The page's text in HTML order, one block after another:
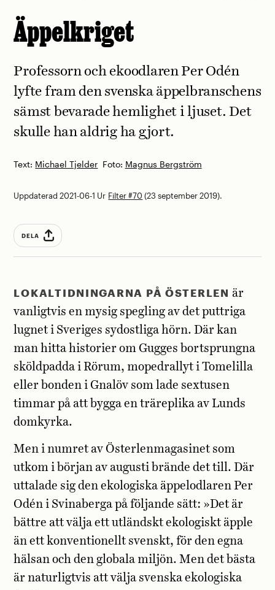
Äppelkriget
Text: Michael Tjelder Foto: Magnus Bergström
Professorn och ekoodlaren Per Odén
lyfte fram den svenska äppelbranschens
sämst bevarade hemlighet i ljuset. Det
skulle han aldrig ha gjort.
Uppdaterad 2021-06-1 Ur Filter #70 (23 september 2019).
DELA
LOKALTIDNINGARNA PÅ ÖSTERLEN är
vanligtvis en mysig spegling av det puttriga
lugnet i Sveriges sydostliga hörn. Där kan
man hitta historier om Gugges bortsprungna
sköldpadda i Rörum, mopedrallyt i Tomelilla
eller bonden i Gnalöv som lade sextusen
timmar på att bygga en träreplika av Lunds
domkyrka.
Men i numret av Österlenmagasinet som
utkom i början av augusti brände det till. Där
uttalade sig den ekologiska äppelodlaren Per
Odén i Svinaberga på följande sätt: »Det är
bättre att välja ett utländskt ekologiskt äpple
än ett konventionellt svenskt, för den egna
hälsan och den globala miljön. Men det bästa
är naturligtvis att välja svenska ekologiska